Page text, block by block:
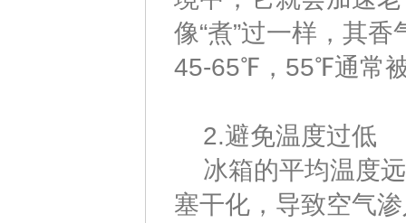
像“煮”过一样，其
45-65℉，55℉通常
2.避免温度过低
冰箱的平均温度
塞干化，导致空气